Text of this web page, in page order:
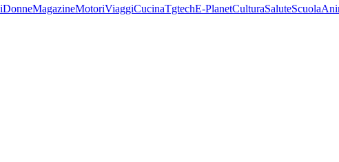
DonneMagazineMotoriViaggiCucinaTgtechE-PlanetCulturaSaluteScuola